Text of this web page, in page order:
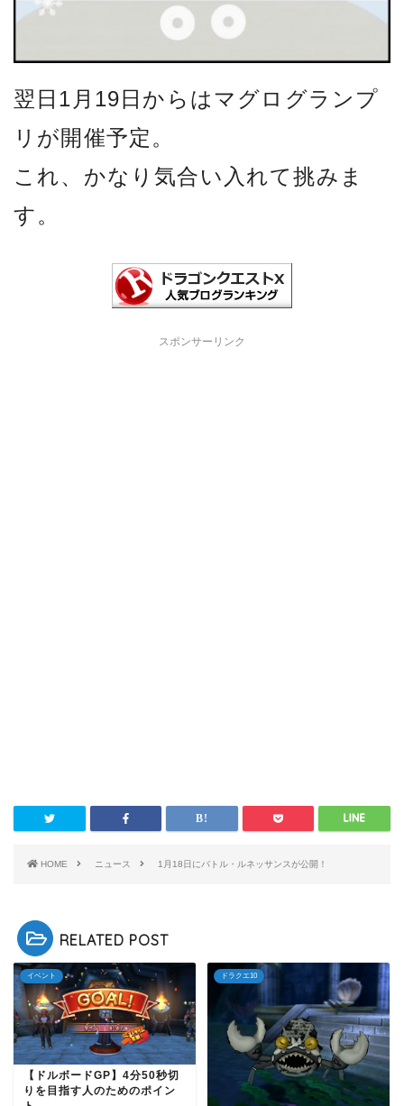
翌日1月19日からはマグログランプ
リが開催予定。
これ、かなり気合い入れて挑みま
す。
スポンサーリンク
HOME ニュース 1月18日にバトル・ルネッサンスが公開！
RELATED POST
イベント
【ドルボードGP】4分50秒切
りを目指す人のためのポイン
ドラクエ10